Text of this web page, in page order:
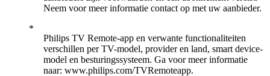
Neem voor meer informatie contact op met uw aanbieder.
Philips TV Remote-app en verwante functionaliteiten
verschillen per TV-model, provider en land, smart device-
model en besturingssysteem. Ga voor meer informatie
naar: www.philips.com/TVRemoteapp.